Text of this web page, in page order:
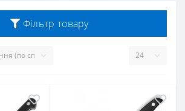
Фільтр товару